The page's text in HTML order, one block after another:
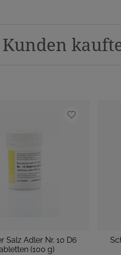
Kunden
Salz Adler Nr. 10 D6
(100 g)